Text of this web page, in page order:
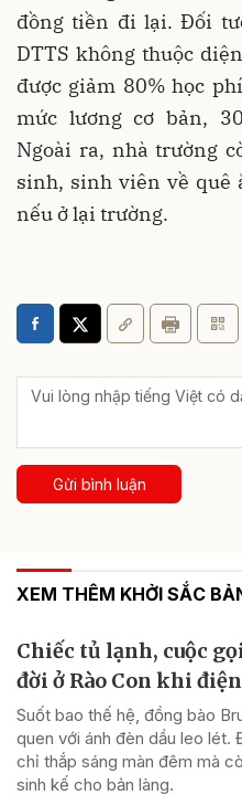
đồng tiền đi lại. Đối
DTTS không thuộc
được giảm 80% học
mức lương cơ bản,
Ngoài ra, nhà trường
sinh, sinh viên về quê
nếu ở lại trường.
Gửi bình luận
XEM THÊM KHỞI SẮC
Chiếc tủ lạnh, cuộc
đời ở Rào Con khi
Suốt bao thế hệ, đồng bào
quen với ánh đèn dầu leo lét.
chỉ thắp sáng màn đêm mà
sinh kế cho bản làng.